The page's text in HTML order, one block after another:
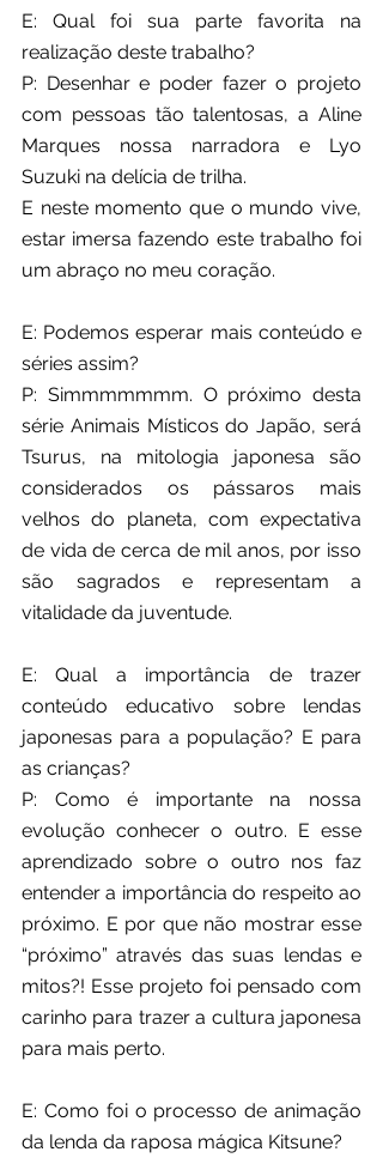
E: Qual foi sua parte favorita na
realização deste trabalho?
P: Desenhar e poder fazer o projeto
com pessoas tão talentosas, a Aline
Marques nossa narradora e Lyo
Suzuki na delícia de trilha.
E neste momento que o mundo vive,
estar imersa fazendo este trabalho foi
um abraço no meu coração.
E: Podemos esperar mais conteúdo e
séries assim?
P: Simmmmmmm. O próximo desta
série Animais Místicos do Japão, será
Tsurus, na mitologia japonesa são
considerados os pássaros mais
velhos do planeta, com expectativa
de vida de cerca de mil anos, por isso
são sagrados e representam a
vitalidade da juventude.
E: Qual a importância de trazer
conteúdo educativo sobre lendas
japonesas para a população? E para
as crianças?
P: Como é importante na nossa
evolução conhecer o outro. E esse
aprendizado sobre o outro nos faz
entender a importância do respeito ao
próximo. E por que não mostrar esse
“próximo” através das suas lendas e
mitos?! Esse projeto foi pensado com
carinho para trazer a cultura japonesa
para mais perto.
E: Como foi o processo de animação
da lenda da raposa mágica Kitsune?